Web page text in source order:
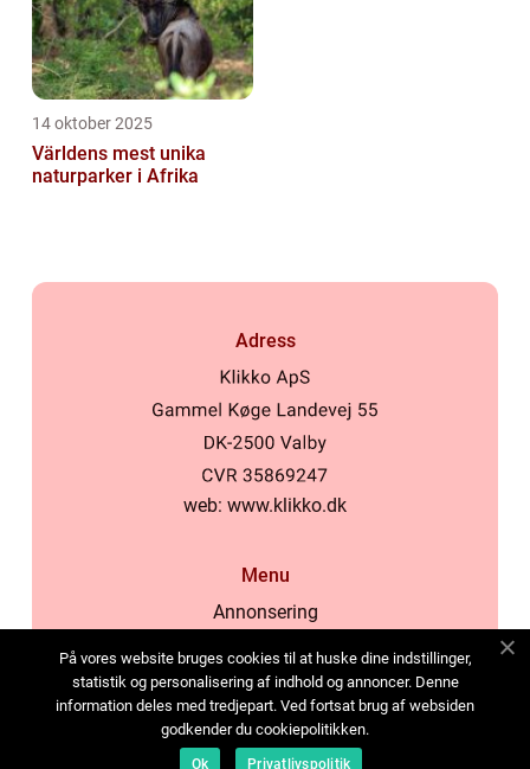
14 oktober 2025
Världens mest unika
naturparker i Afrika
Adress
web: www.klikko.dk
Menu
Annonsering
Cookies
Kontakta oss
Sitemap
På vores website bruges cookies til at huske dine indstillinger,
statistik og personalisering af indhold og annoncer. Denne
information deles med tredjepart. Ved fortsat brug af websiden
godkender du cookiepolitikken.
Ok Privatlivspolitik